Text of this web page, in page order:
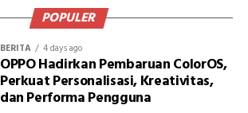
POPULER
BERITA 4 days ago
OPPO Hadirkan Pembaruan ColorOS,
Perkuat Personalisasi, Kreativitas,
dan Performa Pengguna